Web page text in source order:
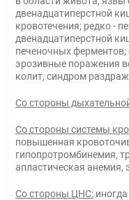
двенадцатиперстной
кровотечения; редко -
двенадцатиперстной
печеночных ферментов;
эрозивные поражения
колит, синдром
Со стороны
Со стороны системы
повышенная
гипопротромбинемия,
апластическая анемия,
Со стороны ЦНС: